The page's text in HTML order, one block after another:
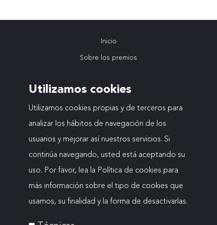
Utilizamos cookies
Utilizamos cookies propias y de terceros para
analizar los hábitos de navegación de los
usuarios y mejorar así nuestros servicios. Si
continúa navegando, usted está aceptando su
uso. Por favor, lea la Política de cookies para
más información sobre el tipo de cookies que
usamos, su finalidad y la forma de desactivarlas.
Navegación
principal
Inicio
Sobre los premios
Ediciones anteriores
Actualidad
Contacto
Menú
Mapa web
Aviso legal